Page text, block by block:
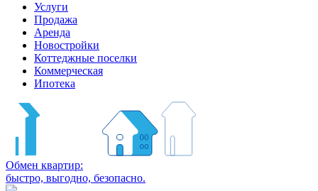
Услуги
Продажа
Аренда
Новостройки
Коттеджные поселки
Коммерческая
Ипотека
Обмен квартир:
быстро, выгодно, безопасно.